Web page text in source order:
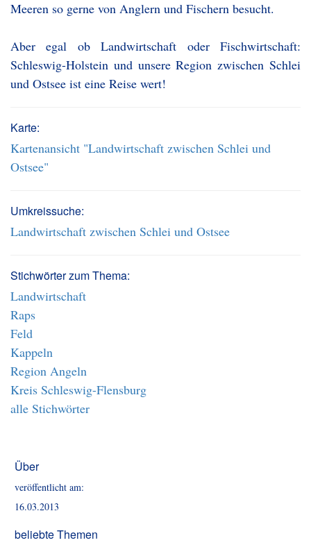
Meeren so gerne von Anglern und Fischern besucht.
Aber egal ob Landwirtschaft oder Fischwirtschaft:
Schleswig-Holstein und unsere Region zwischen Schlei
und Ostsee ist eine Reise wert!
Karte:
Kartenansicht "Landwirtschaft zwischen Schlei und
Ostsee"
Umkreissuche:
Landwirtschaft zwischen Schlei und Ostsee
Stichwörter zum Thema:
Landwirtschaft
Raps
Feld
Kappeln
Region Angeln
Kreis Schleswig-Flensburg
alle Stichwörter
Über
veröffentlicht am:
16.03.2013
beliebte Themen